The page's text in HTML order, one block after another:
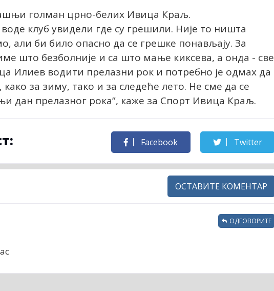
голман црно-белих Ивица Краљ.
клуб увидели где су грешили. Није то ништа
али би било опасно да се грешке понављају. За
што безболније и са што мање киксева, а онда - све
Илиев водити прелазни рок и потребно је одмах да
за зиму, тако и за следеће лето. Не сме да се
дан прелазног рока”, каже за Спорт Ивица Краљ.
Facebook Twitter
ОСТАВИТЕ КОМЕНТАР
ОДГОВОРИТЕ